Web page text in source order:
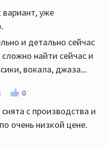
уже
и детально сейчас
найти сейчас и
вокала, джаза...
0
с производства и
очень низкой цене.